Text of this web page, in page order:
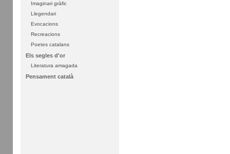
Imaginari gràfic
Llegendari
Evocacions
Recreacions
Poetes catalans
Els segles d'or
Literatura amagada
Pensament català